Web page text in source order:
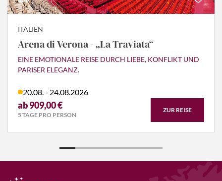
ITALIEN
Arena di Verona - „La Traviata“
EINE EMOTIONALE REISE DURCH LIEBE, KONFLIKT UND
PARISER ELEGANZ.
20.08. - 24.08.2026
ab 909,00 €
5 TAGE PRO PERSON
ZUR REISE